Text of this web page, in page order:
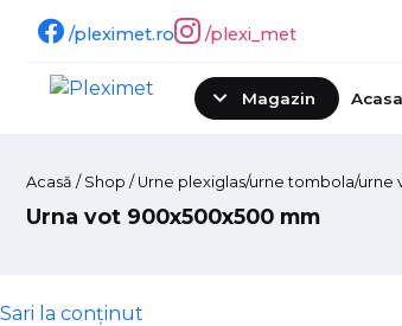
/pleximet.ro /plexi_met
Magazin Acasa
Acasă / Shop / Urne plexiglas/urne tombola/urne
Urna vot 900x500x500 mm
Sari la conținut